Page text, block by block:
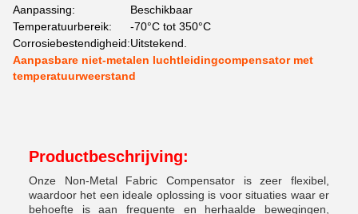
Aanpassing:
Beschikbaar
Temperatuurbereik:
-70°C tot 350°C
Corrosiebestendigheid:Uitstekend.
Aanpasbare niet-metalen luchtleidingcompensator met
temperatuurweerstand
Productbeschrijving:
Onze Non-Metal Fabric Compensator is zeer flexibel,
waardoor het een ideale oplossing is voor situaties waar er
behoefte is aan frequente en herhaalde bewegingen,